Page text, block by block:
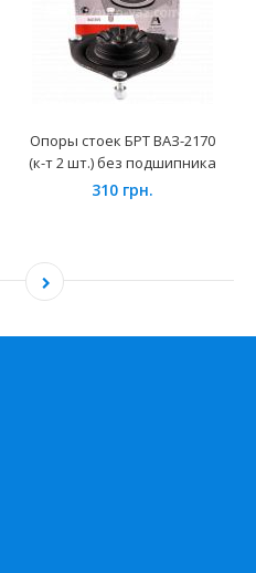
Опоры стоек БРТ ВАЗ-2170
(к-т 2 шт.) без подшипника
310 грн.